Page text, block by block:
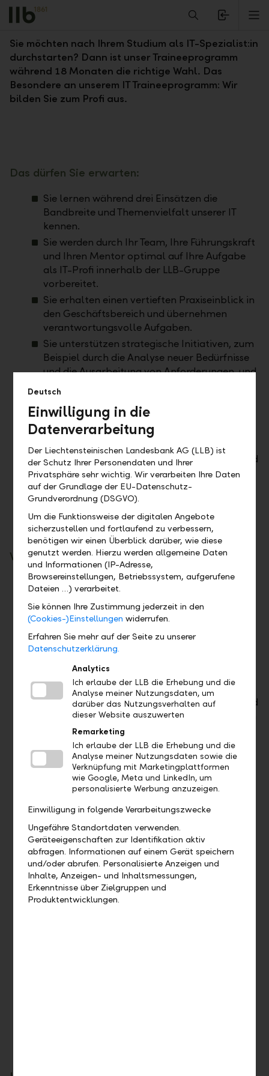
Alerts.Headline
IT Traineeprogramm
Sie möchten nach Ihrem Studium als IT-Spezialist:in
durchstarten? Dann ist unser Traineeprogramm
während 18 Monaten die richtige Wahl. Das
Besondere an unserem IT Traineeprogramm: Wir
bilden Sie zum Profi aus.
Das dürfen Sie erwarten:
Sie lernen während drei Einsätzen die
Bandbreite und Themenvielfalt unserer IT
kennen.
Sie werden durch Ihr Team, Ihre Führungskraft
und Ihren Mentor optimal auf Ihre Aufgabe
als IT-Profi innerhalb der LLB-Gruppe
vorbereitet.
Sie erhalten einen vertieften Praxiseinblick in
den Geschäftsbereich und übernehmen
verantwortungsvolle Aufgaben.
Sie unterstützen strategische Initiativen, zum
Beispiel durch die Analyse neuer Bedürfnisse
und die Ausarbeitung von Anforderungen, und
Kontakte zum Management.
Sie profitieren von anspruchsvollem Lernen-
on-the-Job und massgeschneiderten
Schulungen zur Stärkung Ihrer fachlichen und
persönlichen Kompetenzen.
Sie nehmen am begleitenden Programm für
Young Talents teil (z.B. Design Thinking
Workshops) und bauen Ihr Netzwerk bei
verschiedenen Anlässen aus.
Was wir von Ihnen erwarten:
Sehr guter Masterabschluss
Auffassungsgabe
und idealerweise bereits erste Einblicke in der
Affinität zur IT und zur digitalen
Transformation
Ehrgeiz, sich mittelfristig als Impulsgeber und
Mitgestalter unseres Business zu positionieren
Hohes Commitment gegenüber der
Unternehmenskultur
Programmübersicht
18 Monate: 3 verschiedene Einsätze à 6 Monaten:
Einblick in Grundlagen der LLB IT
Konzeptionelle und operative Aufgaben
Frei wählbarer Bereich zur Vertiefung und
Vorbereitung auf die gewünschte Zielposition
Deutsch
Einwilligung in die
Datenverarbeitung
Der Liechtensteinischen Landesbank AG (LLB) ist
der Schutz Ihrer Personendaten und Ihrer
Privatsphäre sehr wichtig. Wir verarbeiten Ihre Daten
auf der Grundlage der EU-Datenschutz-
Grundverordnung (DSGVO).
Um die Funktionsweise der digitalen Angebote
sicherzustellen und fortlaufend zu verbessern,
benötigen wir einen Überblick darüber, wie diese
genutzt werden. Hierzu werden allgemeine Daten
und Informationen (IP-Adresse,
Browsereinstellungen, Betriebssystem, aufgerufene
Dateien …) verarbeitet.
Sie können Ihre Zustimmung jederzeit in den
(Cookies-)Einstellungen widerrufen.
Erfahren Sie mehr auf der Seite zu unserer
Datenschutzerklärung.
Analytics
Ich erlaube der LLB die Erhebung und die
Analyse meiner Nutzungsdaten, um
darüber das Nutzungsverhalten auf
dieser Website auszuwerten
Remarketing
Ich erlaube der LLB die Erhebung und die
Analyse meiner Nutzungsdaten sowie die
Verknüpfung mit Marketingplattformen
wie Google, Meta und LinkedIn, um
personalisierte Werbung anzuzeigen.
Einwilligung in folgende Verarbeitungszwecke
Ungefähre Standortdaten verwenden.
Geräteeigenschaften zur Identifikation aktiv
abfragen. Informationen auf einem Gerät speichern
und/oder abrufen. Personalisierte Anzeigen und
Inhalte, Anzeigen- und Inhaltsmessungen,
Erkenntnisse über Zielgruppen und
Produktentwicklungen.